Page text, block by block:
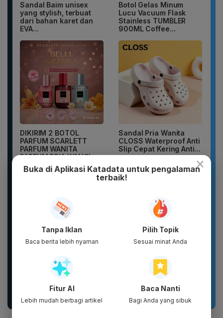
Sandal Baim unisex
yang stylish, terbuat
dari bahan karet dan
EVA...
Botol Gelas Minum
Lucu Vacuum Flask
Stainless TUMBLER
900ML Coffee...
DIKIRIM 2 BOTOL
PARFUM SCARLETT
PARFUM WANITA
PARFUM PRIA WANGI
TAHAN...
Sandal Pria Wanita
CLOSS Waterproof Anti
Slip Cepat Kering Anti...
Sandal unisex trendi,
sandal pria terbaru.
Motif kartun berpendar.
New 2026 Pamelo.id
Setelan Anak 17
Agustus Dirgahayu 81
2026 Katun...
×
Buka di Aplikasi Katadata untuk pengalaman
terbaik!
Tanpa Iklan
Baca berita lebih nyaman
Pilih Topik
Sesuai minat Anda
Fitur AI
Lebih mudah berbagi artikel
Baca Nanti
Bagi Anda yang sibuk